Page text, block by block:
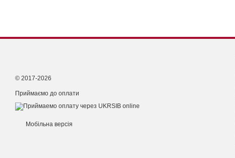
© 2017-2026
Приймаємо до оплати
Мобільна версія